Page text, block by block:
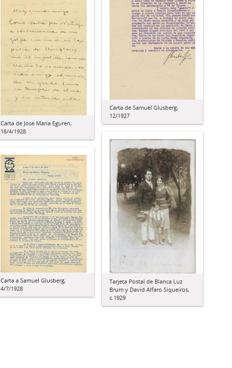
Carta de Samuel Glusberg,
12/1927
Carta de José María Eguren,
16/4/1928
Tarjeta Postal de Blanca Luz
Brum y David Alfaro Siqueiros,
c.1929
Carta a Samuel Glusberg,
4/7/1928